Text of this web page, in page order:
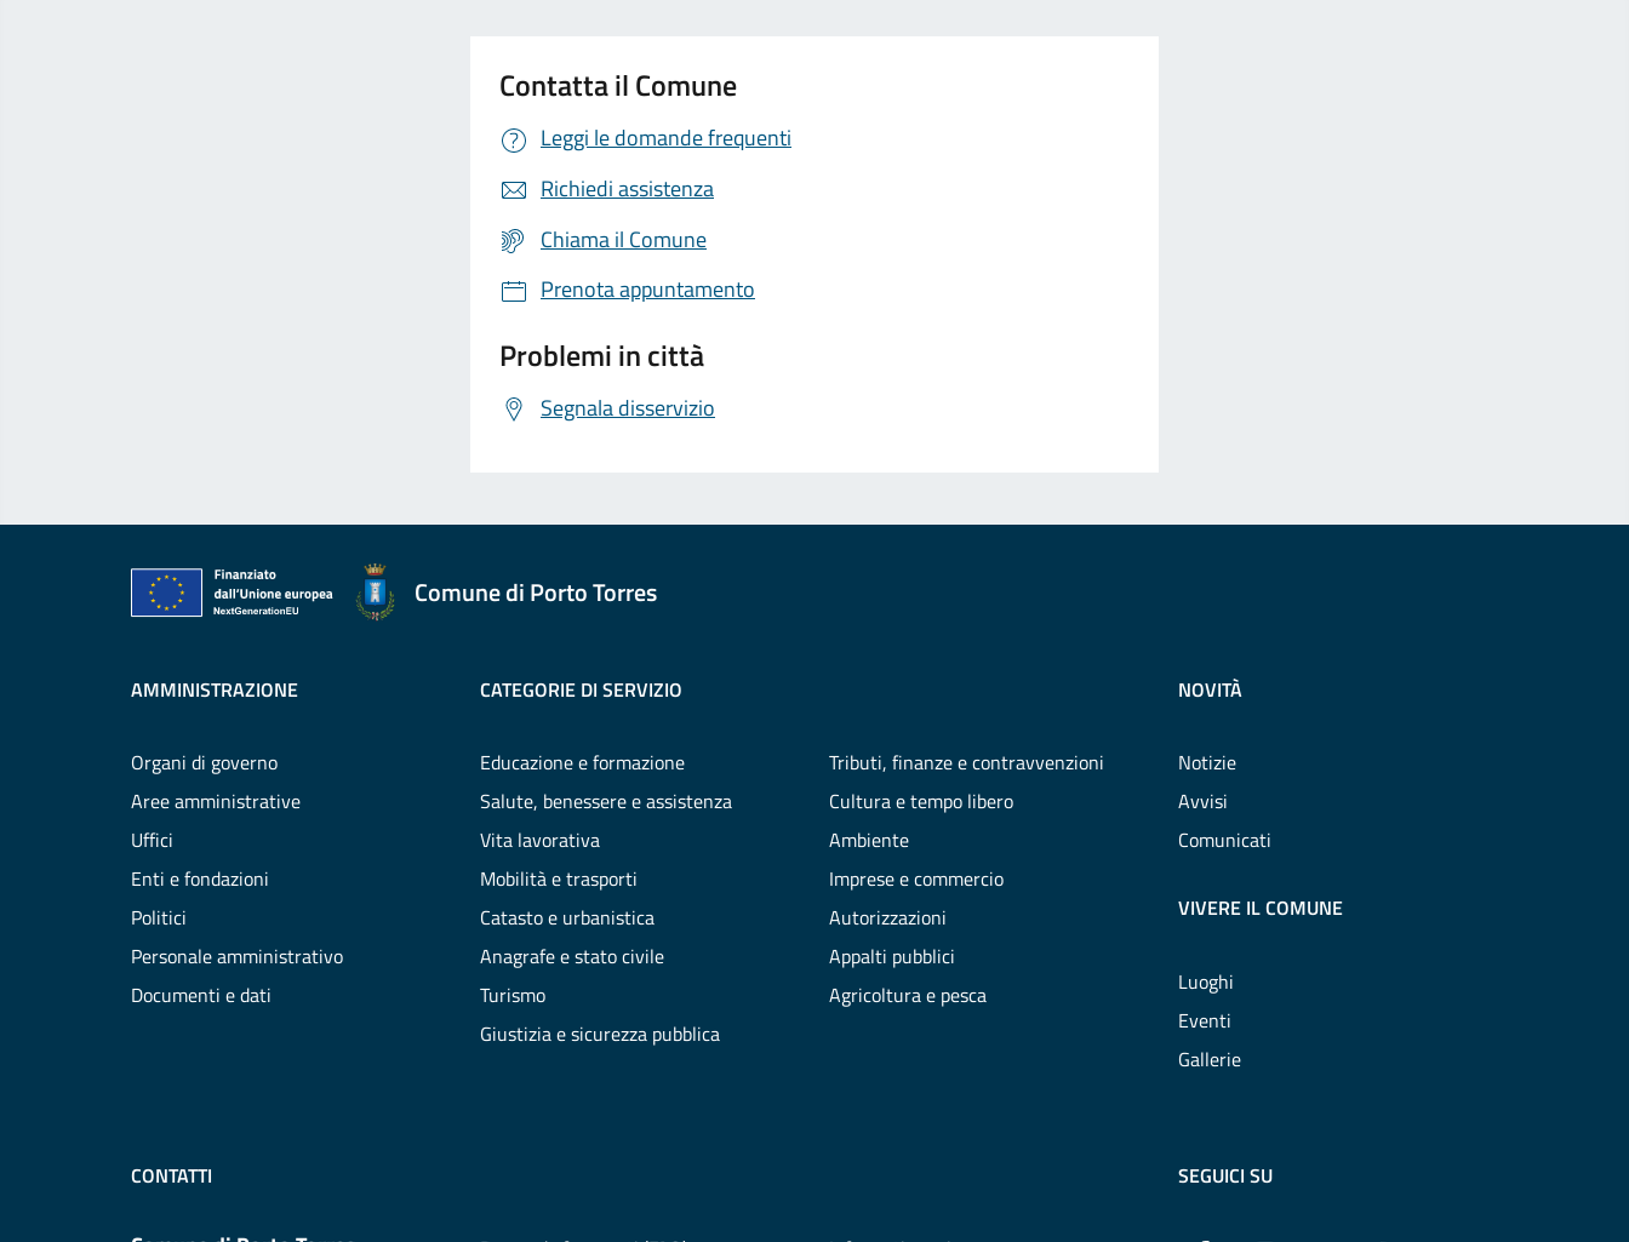
Contatta il Comune
Leggi le domande frequenti
Richiedi assistenza
Chiama il Comune
Prenota appuntamento
Problemi in città
Segnala disservizio
Comune di Porto Torres
AMMINISTRAZIONE
Organi di governo
Aree amministrative
Uffici
Enti e fondazioni
Politici
Personale amministrativo
Documenti e dati
CATEGORIE DI SERVIZIO
Educazione e formazione
Salute, benessere e assistenza
Vita lavorativa
Mobilità e trasporti
Catasto e urbanistica
Anagrafe e stato civile
Turismo
Giustizia e sicurezza pubblica
Tributi, finanze e contravvenzioni
Cultura e tempo libero
Ambiente
Imprese e commercio
Autorizzazioni
Appalti pubblici
Agricoltura e pesca
NOVITÀ
Notizie
Avvisi
Comunicati
VIVERE IL COMUNE
Luoghi
Eventi
Gallerie
CONTATTI SEGUICI SU